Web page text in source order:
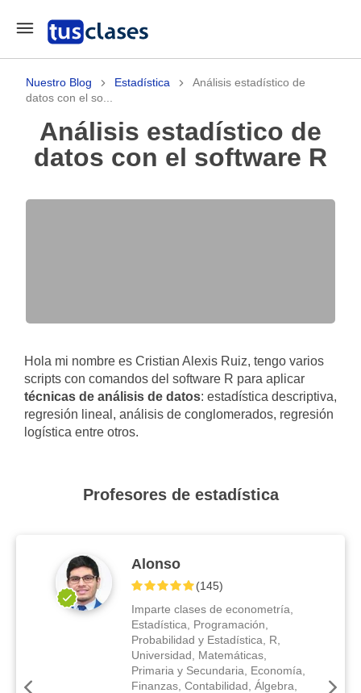
Nuestro Blog Estadística
Análisis estadístico de
datos con el so...
Análisis estadístico de
datos con el software R
Hola mi nombre es Cristian Alexis Ruiz, tengo varios
scripts con comandos del software R para aplicar
técnicas de análisis de datos: estadística descriptiva,
regresión lineal, análisis de conglomerados, regresión
logística entre otros.
Profesores de estadística
Alonso
(145)
Imparte clases de econometría,
Estadística, Programación,
Probabilidad y Estadística, R,
Universidad, Matemáticas,
Primaria y Secundaria, Economía,
Finanzas, Contabilidad, Álgebra,